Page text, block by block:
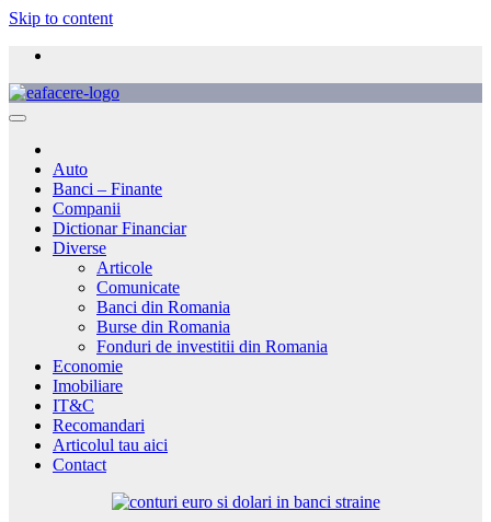
Skip to content
Auto
Banci – Finante
Companii
Dictionar Financiar
Diverse
Articole
Comunicate
Banci din Romania
Burse din Romania
Fonduri de investitii din Romania
Economie
Imobiliare
IT&C
Recomandari
Articolul tau aici
Contact